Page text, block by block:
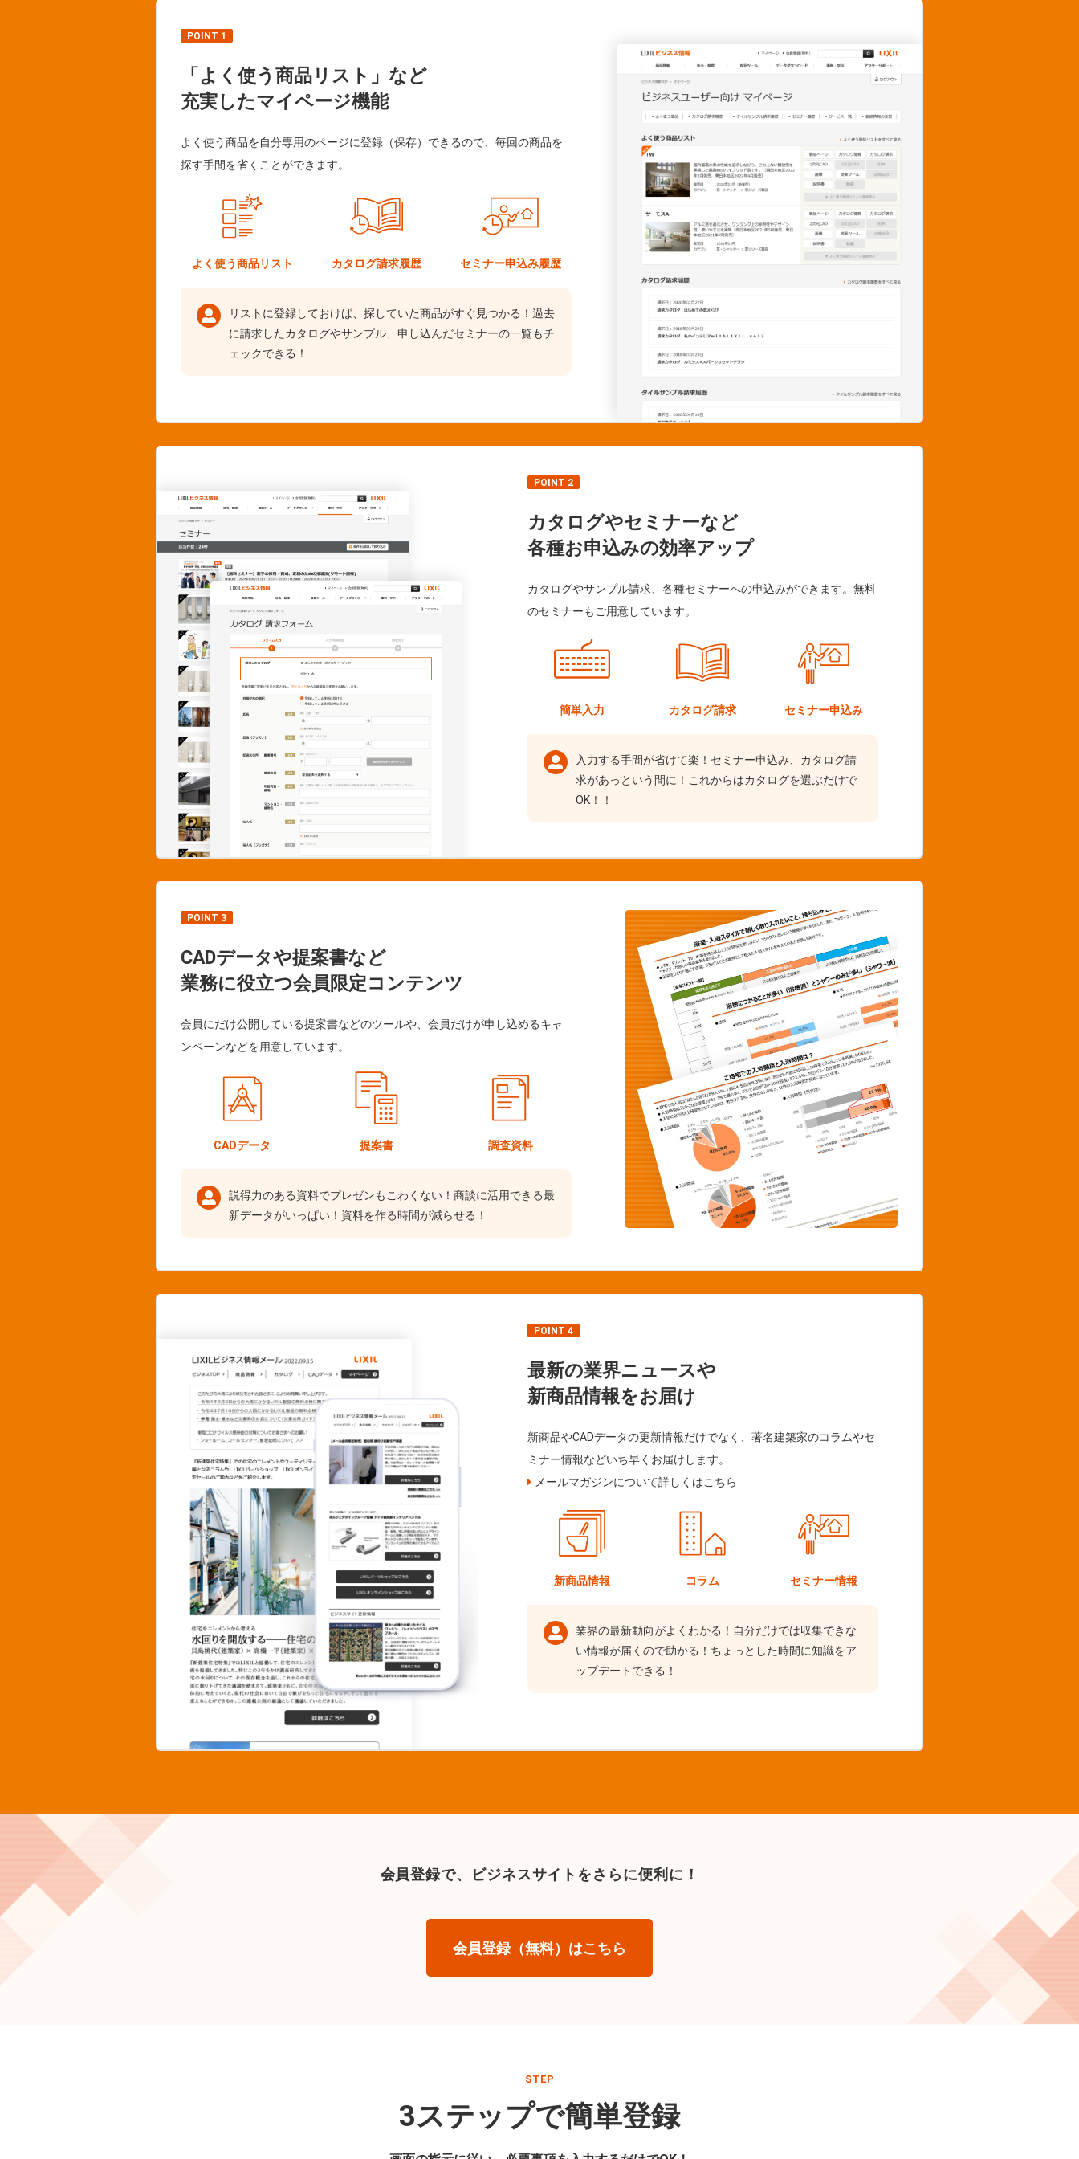
POINT 1
「よく使う商品リスト」など
充実したマイページ機能
よく使う商品を自分専用のページに登録（保存）できるので、毎回の商品を
探す手間を省くことができます。
よく使う商品リスト カタログ請求履歴 セミナー申込み履歴
リストに登録しておけば、探していた商品がすぐ見つかる！過去
に請求したカタログやサンプル、申し込んだセミナーの一覧もチ
ェックできる！
POINT 2
カタログやセミナーなど
各種お申込みの効率アップ
カタログやサンプル請求、各種セミナーへの申込みができます。無料
のセミナーもご用意しています。
簡単入力 カタログ請求 セミナー申込み
入力する手間が省けて楽！セミナー申込み、カタログ請
求があっという間に！これからはカタログを選ぶだけで
OK！！
POINT 3
CADデータや提案書など
業務に役立つ会員限定コンテンツ
会員にだけ公開している提案書などのツールや、会員だけが申し込めるキャ
ンペーンなどを用意しています。
CADデータ 提案書 調査資料
説得力のある資料でプレゼンもこわくない！商談に活用できる最
新データがいっぱい！資料を作る時間が減らせる！
POINT 4
最新の業界ニュースや
新商品情報をお届け
新商品やCADデータの更新情報だけでなく、著名建築家のコラムやセ
ミナー情報などいち早くお届けします。
メールマガジンについて詳しくはこちら
新商品情報 コラム セミナー情報
業界の最新動向がよくわかる！自分だけでは収集できな
い情報が届くので助かる！ちょっとした時間に知識をア
ップデートできる！
会員登録で、 ビジネスサイトをさらに便利に！
会員登録（無料）はこちら
STEP
3ステップで簡単登録